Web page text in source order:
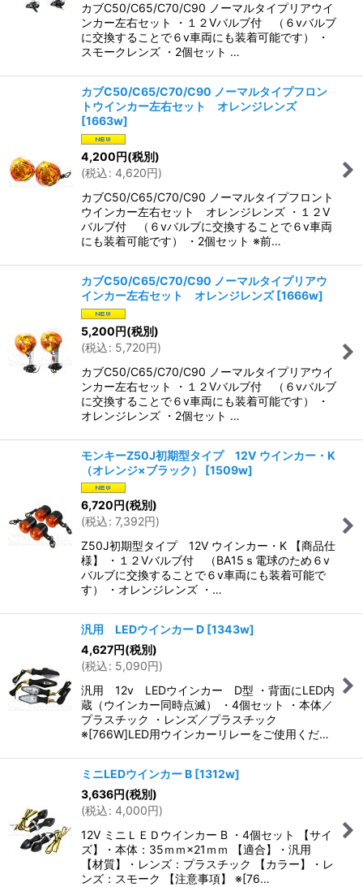
カブC50/C65/C70/C90 ノーマルタイプリアウイ
ンカー左右セット ・１２Vバルブ付 （６vバルブ
に交換することで６v車両にも装着可能です） ・
スモークレンズ ・2個セット …
カブC50/C65/C70/C90 ノーマルタイプフロン
トウインカー左右セット オレンジレンズ
[1663w]
4,200円(税別)
(税込: 4,620円)
カブC50/C65/C70/C90 ノーマルタイプフロント
ウインカー左右セット オレンジレンズ ・１２V
バルブ付 （６vバルブに交換することで６v車両
にも装着可能です） ・2個セット ※前…
カブC50/C65/C70/C90 ノーマルタイプリアウ
インカー左右セット オレンジレンズ[1666w]
5,200円(税別)
(税込: 5,720円)
カブC50/C65/C70/C90 ノーマルタイプリアウイ
ンカー左右セット ・１２Vバルブ付 （６vバルブ
に交換することで６v車両にも装着可能です） ・
オレンジレンズ ・2個セット …
モンキーZ50J初期型タイプ 12V ウインカー・K
（オレンジ×ブラック）
[1509w]
6,720円(税別)
(税込: 7,392円)
Z50J初期型タイプ 12V ウインカー・K 【商品仕
様】 ・１２Vバルブ付 （BA15ｓ電球のため６v
バルブに交換することで６v車両にも装着可能で
す） ・オレンジレンズ ・…
汎用 LEDウインカー D [1343w]
4,627円(税別)
(税込: 5,090円)
汎用 12v LEDウインカー D型 ・背面にLED内
蔵（ウインカー同時点滅） ・4個セット ・本体／
プラスチック ・レンズ／プラスチック
※[766W]LED用ウインカーリレーをご使用くだ…
ミニLEDウインカー B [1312w]
3,636円(税別)
(税込: 4,000円)
12V ミニＬＥＤウインカー B ・4個セット 【サイ
ズ】・本体：35ｍｍ×21ｍｍ 【適合】・汎用
【材質】・レンズ：プラスチック 【カラー】・レ
ンズ：スモーク 【注意事項】 ※[76…